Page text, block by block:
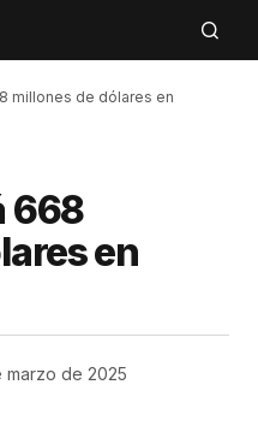
millones de dólares en
668
en
marzo de 2025